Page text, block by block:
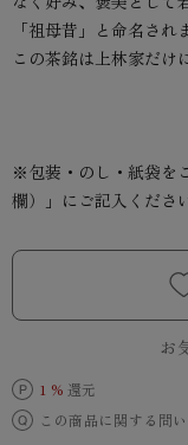
「祖母昔」と命名され
この茶銘は上林家だけ
※包装・のし・紙袋を
欄）」にご記入くださ
お
1 % 還元
この商品に関する問